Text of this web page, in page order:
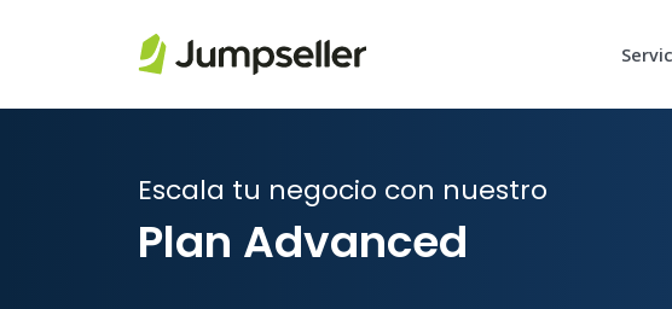
Escala tu negocio con nuestro
Plan Advanced